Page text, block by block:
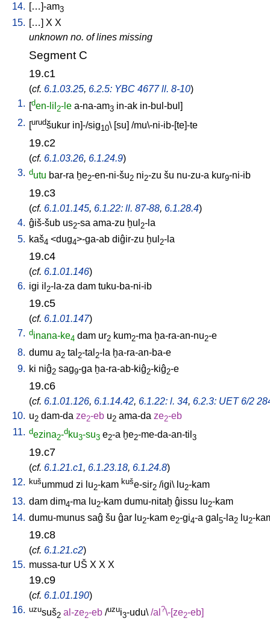
14. […]-am3
15. […] X X
unknown no. of lines missing
Segment C
19.c1
(cf. 6.1.03.25, 6.2.5: YBC 4677 ll. 8-10)
1. [den-lil 2-le a-na-am3 in-ak in-bul-bul ]
2. [urudšukur in]-/sig10\ [su] /mu\-ni-ib-[te]-te
19.c2
(cf. 6.1.03.26, 6.1.24.9)
3. dutu bar-ra ḫe2-en-ni-šu2 ni2-zu šu nu-zu-a kur9-ni-ib
19.c3
(cf. 6.1.01.145, 6.1.22: ll. 87-88, 6.1.28.4)
4. ĝiš-šub us2-sa ama-zu ḫul 2-la
5. kaš4 <dug4>-ga-ab diĝir-zu ḫul 2-la
19.c4
(cf. 6.1.01.146)
6. igi il 2-la-za dam tuku-ba-ni-ib
19.c5
(cf. 6.1.01.147)
7. dinana-ke4 dam ur2 kum2-ma ḫa-ra-an-nu2-e
8. dumu a2 tal 2-tal 2-la ḫa-ra-an-ba-e
9. ki niĝ2 sag9-ga ḫa-ra-ab-kiĝ2-kiĝ2-e
19.c6
(cf. 6.1.01.126, 6.1.14.42, 6.1.22: l. 34, 6.2.3: UET 6/2
10. u2 dam-da ze2-eb u2 ama-da ze2-eb
11. dezina2-dku3-su3 e2-a ḫe2-me-da-an-til 3
19.c7
(cf. 6.1.21.c1, 6.1.23.18, 6.1.24.8)
12. kušummud zi lu2-kam kuše-sir2 /igi\ lu2-kam
13. dam dim4-ma lu2-kam dumu-nitaḫ ĝissu lu2-kam
14. dumu-munus saĝ šu ĝar lu2-kam e2-gi4-a gal 5-la2 lu2-
19.c8
(cf. 6.1.21.c2)
15. mussa-tur UŠ X X X
19.c9
(cf. 6.1.01.190)
16. uzusuš2 al-ze2-eb /uzui3-udu\ /al ?\-[ze2-eb]